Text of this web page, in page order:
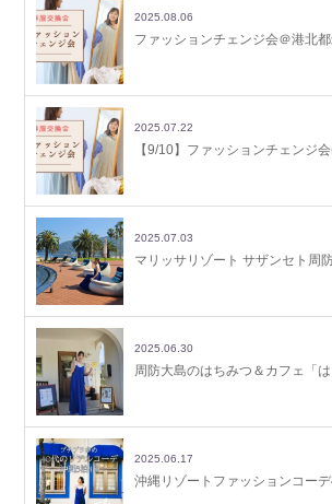
2025.08.06
ファッションチェンジ会＠港北
2025.07.22
【9/10】ファッションチェンジ
2025.07.03
マリッサリゾート サザンセト周
2025.06.30
周防大島のはちみつ＆カフェ「
2025.06.17
沖縄リゾートファッションコー